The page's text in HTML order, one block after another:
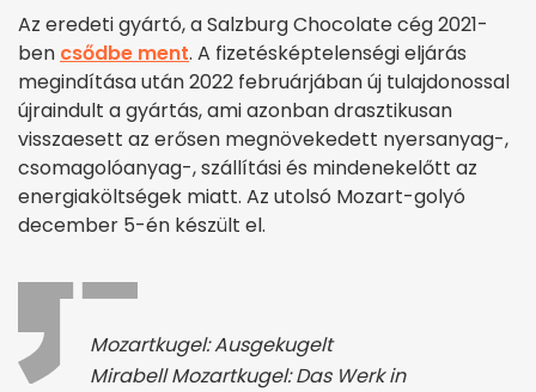
Az eredeti gyártó, a Salzburg Chocolate cég 2021-
ben csődbe ment. A fizetésképtelenségi eljárás
megindítása után 2022 februárjában új tulajdonossal
újraindult a gyártás, ami azonban drasztikusan
visszaesett az erősen megnövekedett nyersanyag-,
csomagolóanyag-, szállítási és mindenekelőtt az
energiaköltségek miatt. Az utolsó Mozart-golyó
december 5-én készült el.
Mozartkugel: Ausgekugelt
Mirabell Mozartkugel: Das Werk in